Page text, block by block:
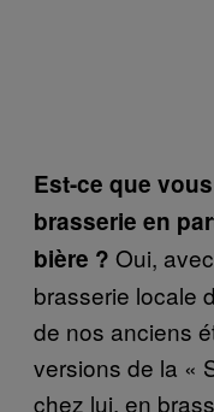
Est-ce que
brasserie en
bière ? Oui, avec
brasserie locale
de nos anciens
versions de la «
chez lui, en